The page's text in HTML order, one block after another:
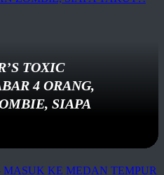
TOXIC
4 ORANG,
SIAPA